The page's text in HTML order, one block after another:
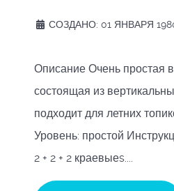
СОЗДАНО: 01 ЯНВАРЯ
Описание Очень простая
состоящая из
подходит для летних
Уровень: простой
2 + 2 + 2 краевыеs....